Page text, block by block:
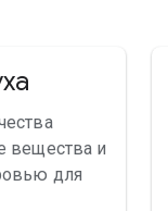
вещества и
для